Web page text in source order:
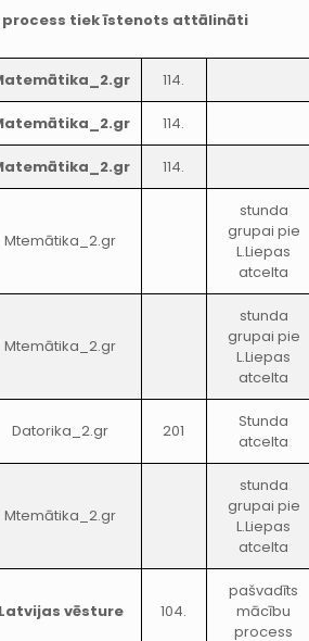
process tiek īstenots attālināti
114.
114.
114.
Mtemātika_2.gr
stunda
grupai pie
L.Liepas
atcelta
Mtemātika_2.gr
stunda
grupai pie
L.Liepas
atcelta
Datorika_2.gr 201
Stunda
atcelta
Mtemātika_2.gr
stunda
grupai pie
L.Liepas
atcelta
Latvijas vēsture 104.
pašvadīts
mācību
process